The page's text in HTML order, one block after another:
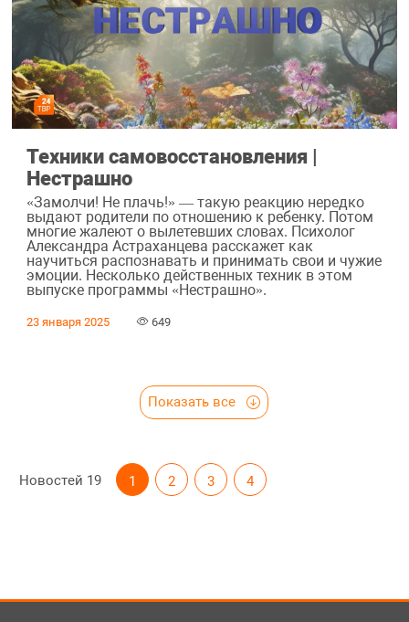
Техники самовосстановления |
Нестрашно
«Замолчи! Не плачь!» — такую реакцию нередко
выдают родители по отношению к ребенку. Потом
многие жалеют о вылетевших словах. Психолог
Александра Астраханцева расскажет как
научиться распознавать и принимать свои и чужие
эмоции. Несколько действенных техник в этом
выпуске программы «Нестрашно».
23 января 2025 649
Показать все
Новостей 19 1 2 3 4